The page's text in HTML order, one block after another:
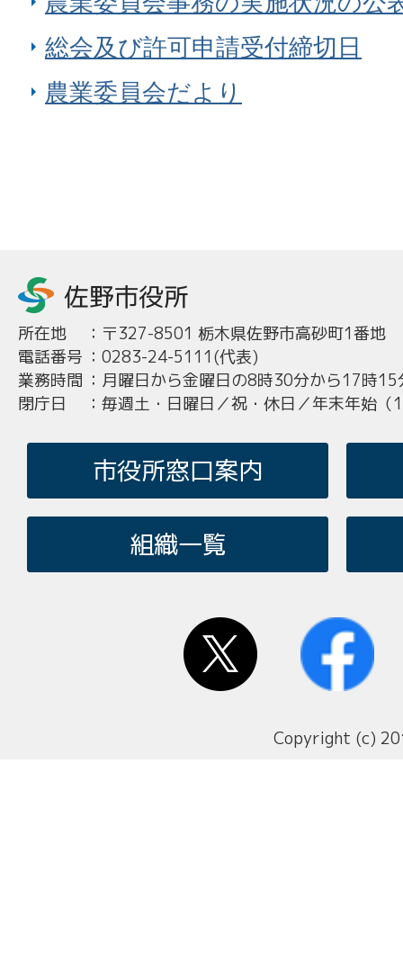
総会及び許可申請受付締切日
農業委員会だより
所在地 ： 〒327-8501 栃木県佐野市高砂町1番地
電話番号 ： 0283-24-5111(代表)
業務時間 ： 月曜日から金曜日の8時30分から17時15
閉庁日
： 毎週土・日曜日／祝・休日／年末年始
市役所窓口案内
組織一覧
Copyright (c)